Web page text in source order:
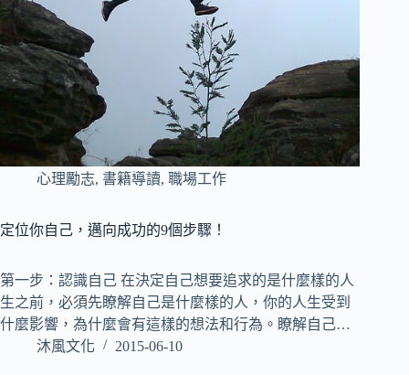
心理勵志, 書籍導讀, 職場工作
定位你自己，邁向成功的9個步驟！
第一步：認識自己 在決定自己想要追求的是什麼樣的人
生之前，必須先瞭解自己是什麼樣的人，你的人生受到
什麼影響，為什麼會有這樣的想法和行為。瞭解自己…
沐風文化
2015-06-10